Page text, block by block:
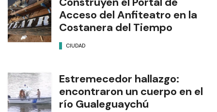
Acceso del Anfiteatro en la
Costanera del Tiempo
CIUDAD
Estremecedor hallazgo:
encontraron un cuerpo en el
río Gualeguaychú